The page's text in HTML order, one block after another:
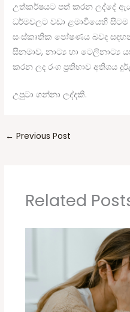
උත්කර්ෂයට පත් කරන ලද්දේ
ධර්මවලට වඩා ළමාවියෙහි
සංස්කෘතික පෝෂණය බවද
සිනමාව, නාට්‍ය හා
කරන ලද රංග ප්‍රතිභාව අතිශය
උපුටා ගන්නා ලද්දකි.
← Previous Post
Related